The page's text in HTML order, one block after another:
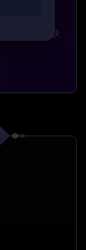
,中奖后请尽快